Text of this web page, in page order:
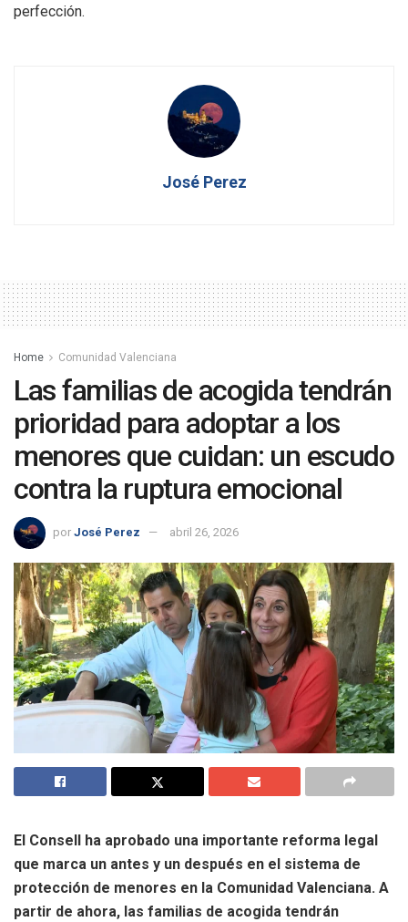
perfección.
José Perez
Home Comunidad Valenciana
Las familias de acogida tendrán
prioridad para adoptar a los
menores que cuidan: un escudo
contra la ruptura emocional
por José Perez abril 26, 2026
El Consell ha aprobado una importante reforma legal
que marca un antes y un después en el sistema de
protección de menores en la Comunidad Valenciana. A
partir de ahora, las familias de acogida tendrán